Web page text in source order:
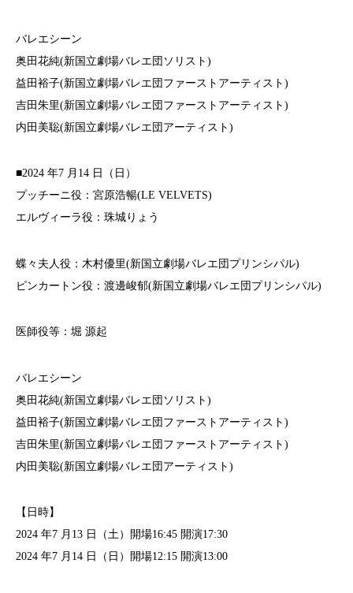
バレエシーン
奥田花純(新国立劇場バレエ団ソリスト)
益田裕子(新国立劇場バレエ団ファーストアーティスト)
吉田朱里(新国立劇場バレエ団ファーストアーティスト)
内田美聡(新国立劇場バレエ団アーティスト)
■2024 年7 月14 日（日）
プッチーニ役：宮原浩暢(LE VELVETS)
エルヴィーラ役：珠城りょう
蝶々夫人役：木村優里(新国立劇場バレエ団プリンシパル)
ピンカートン役：渡邊峻郁(新国立劇場バレエ団プリンシパル)
医師役等：堀 源起
バレエシーン
奥田花純(新国立劇場バレエ団ソリスト)
益田裕子(新国立劇場バレエ団ファーストアーティスト)
吉田朱里(新国立劇場バレエ団ファーストアーティスト)
内田美聡(新国立劇場バレエ団アーティスト)
【日時】
2024 年7 月13 日（土）開場16:45 開演17:30
2024 年7 月14 日（日）開場12:15 開演13:00